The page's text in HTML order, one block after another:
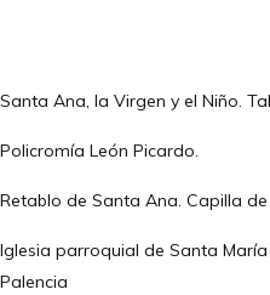
Santa Ana, la Virgen y el Niño.
Policromía León Picardo.
Retablo de Santa Ana. Capilla
Iglesia parroquial de Santa
Palencia